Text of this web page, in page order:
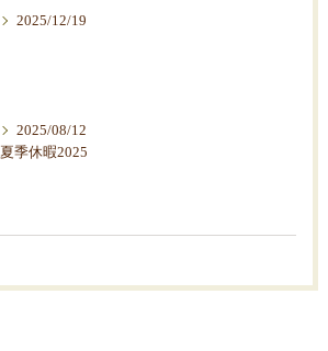
2025/12/19
2025/08/12
夏季休暇2025